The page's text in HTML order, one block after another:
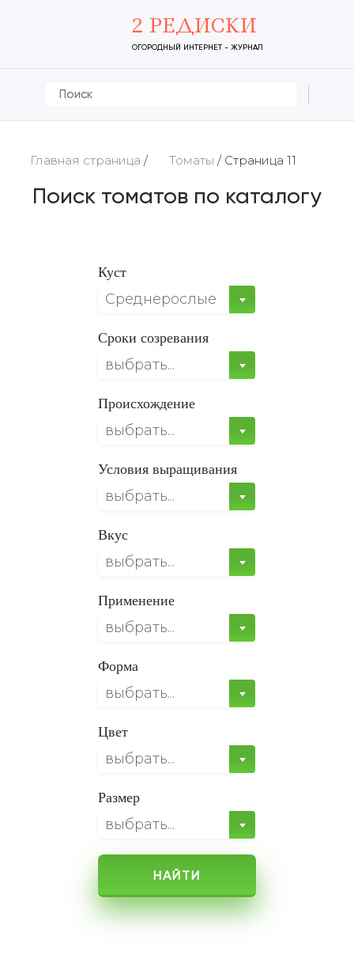
2 РЕДИСКИ
ОГОРОДНЫЙ ИНТЕРНЕТ - ЖУРНАЛ
Главная страница / Томаты / Страница 11
Поиск томатов по каталогу
Куст
Среднерослые
Сроки созревания
выбрать...
Происхождение
выбрать...
Условия выращивания
выбрать...
Вкус
выбрать...
Применение
выбрать...
Форма
выбрать...
Цвет
выбрать...
Размер
выбрать...
НАЙТИ